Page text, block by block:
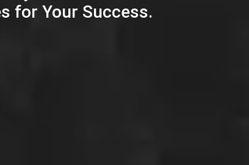
for Your Success.